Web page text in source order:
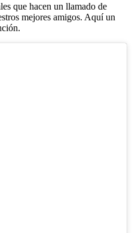
que hacen un llamado de
mejores amigos. Aquí un